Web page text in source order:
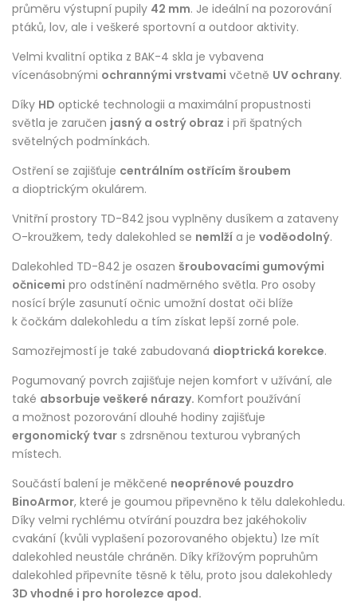
průměru výstupní pupily 42 mm. Je ideální na pozorování
ptáků, lov, ale i veškeré sportovní a outdoor aktivity.
Velmi kvalitní optika z BAK-4 skla je vybavena
vícenásobnými ochrannými vrstvami včetně UV ochrany.
Díky HD optické technologii a maximální propustnosti
světla je zaručen jasný a ostrý obraz i při špatných
světelných podmínkách.
Ostření se zajišťuje centrálním ostřícím šroubem
a dioptrickým okulárem.
Vnitřní prostory TD-842 jsou vyplněny dusíkem a zataveny
O-kroužkem, tedy dalekohled se nemlží a je voděodolný.
Dalekohled TD-842 je osazen šroubovacími gumovými
očnicemi pro odstínění nadměrného světla. Pro osoby
nosící brýle zasunutí očnic umožní dostat oči blíže
k čočkám dalekohledu a tím získat lepší zorné pole.
Samozřejmostí je také zabudovaná dioptrická korekce.
Pogumovaný povrch zajišťuje nejen komfort v užívání, ale
také absorbuje veškeré nárazy. Komfort používání
a možnost pozorování dlouhé hodiny zajišťuje
ergonomický tvar s zdrsněnou texturou vybraných
místech.
Součástí balení je měkčené neoprénové pouzdro
BinoArmor, které je goumou připevněno k tělu dalekohledu.
Díky velmi rychlému otvírání pouzdra bez jakéhokoliv
cvakání (kvůli vyplašení pozorovaného objektu) lze mít
dalekohled neustále chráněn. Díky křížovým popruhům
dalekohled připevníte těsně k tělu, proto jsou dalekohledy
3D vhodné i pro horolezce apod.